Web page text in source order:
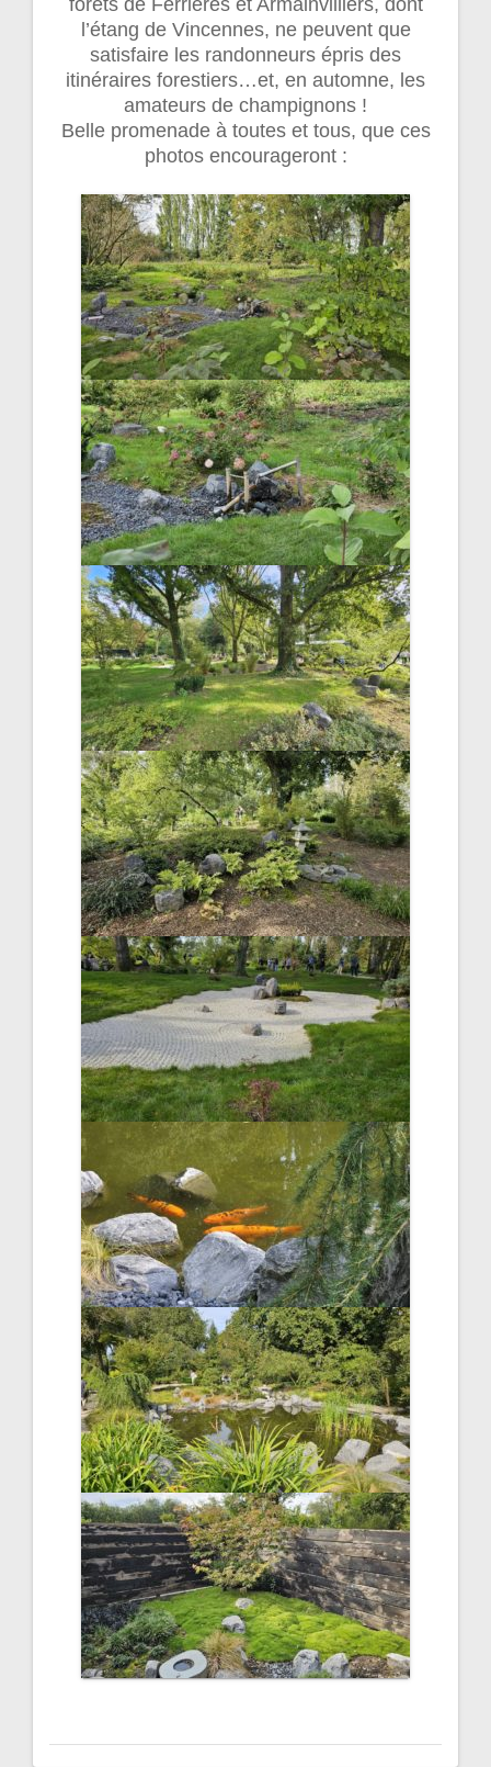
forêts de Ferrières et Armainvilliers, dont
l’étang de Vincennes, ne peuvent que
satisfaire les randonneurs épris des
itinéraires forestiers…et, en automne, les
amateurs de champignons !
Belle promenade à toutes et tous, que ces
photos encourageront :